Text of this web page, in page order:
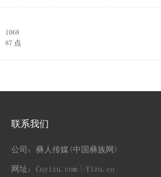
1068
87 点
联系我们
公司：彝人传媒(中国彝族网)
网址：Cnyizu.com | Yizu.co